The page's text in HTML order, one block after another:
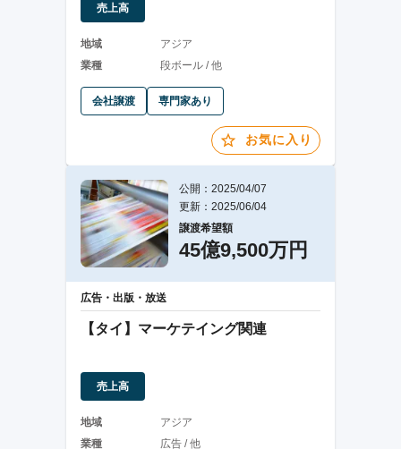
売上高
地域
アジア
業種
段ボール / 他
会社譲渡 専門家あり
お気に入り
公開：2025/04/07
更新：2025/06/04
譲渡希望額
45億9,500万円
広告・出版・放送
【タイ】マーケテイング関連
売上高
地域
アジア
業種
広告 / 他